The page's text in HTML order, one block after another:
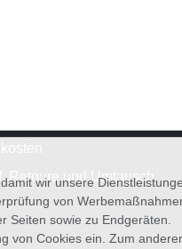
Retoure und Umtausch
wir unsere
von
Seiten sowie zu Endgeräten.
von Cookies ein. Zum